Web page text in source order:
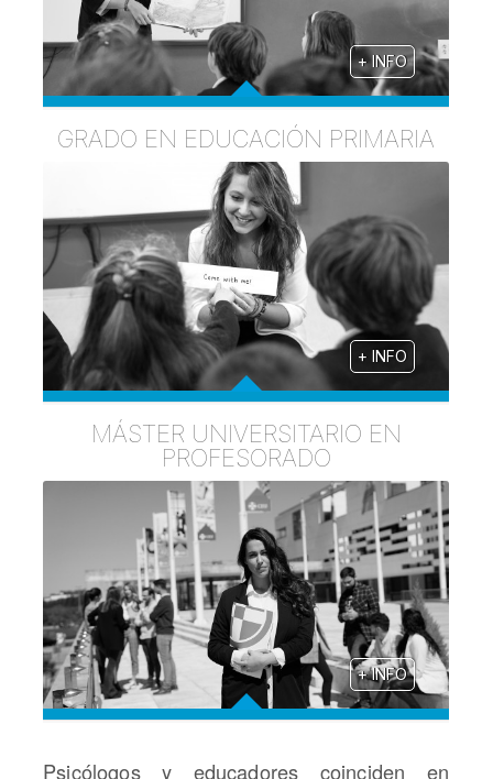
+ INFO
GRADO EN EDUCACIÓN PRIMARIA
+ INFO
MÁSTER UNIVERSITARIO EN
PROFESORADO
+ INFO
Psicólogos y educadores coinciden en